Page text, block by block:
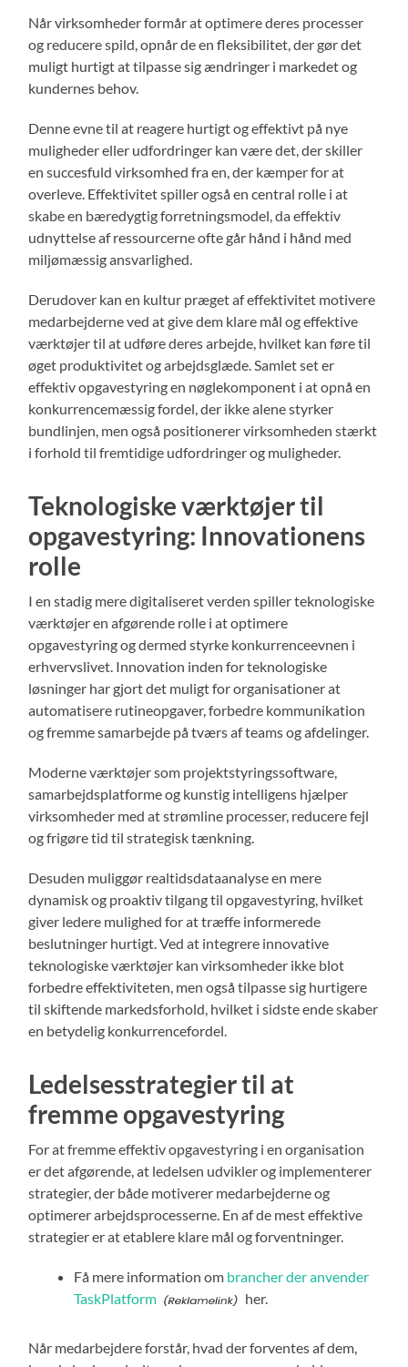
Når virksomheder formår at optimere deres processer
og reducere spild, opnår de en fleksibilitet, der gør det
muligt hurtigt at tilpasse sig ændringer i markedet og
kundernes behov.
Denne evne til at reagere hurtigt og effektivt på nye
muligheder eller udfordringer kan være det, der skiller
en succesfuld virksomhed fra en, der kæmper for at
overleve. Effektivitet spiller også en central rolle i at
skabe en bæredygtig forretningsmodel, da effektiv
udnyttelse af ressourcerne ofte går hånd i hånd med
miljømæssig ansvarlighed.
Derudover kan en kultur præget af effektivitet motivere
medarbejderne ved at give dem klare mål og effektive
værktøjer til at udføre deres arbejde, hvilket kan føre til
øget produktivitet og arbejdsglæde. Samlet set er
effektiv opgavestyring en nøglekomponent i at opnå en
konkurrencemæssig fordel, der ikke alene styrker
bundlinjen, men også positionerer virksomheden stærkt
i forhold til fremtidige udfordringer og muligheder.
Teknologiske værktøjer til
opgavestyring: Innovationens
rolle
I en stadig mere digitaliseret verden spiller teknologiske
værktøjer en afgørende rolle i at optimere
opgavestyring og dermed styrke konkurrenceevnen i
erhvervslivet. Innovation inden for teknologiske
løsninger har gjort det muligt for organisationer at
automatisere rutineopgaver, forbedre kommunikation
og fremme samarbejde på tværs af teams og afdelinger.
Moderne værktøjer som projektstyringssoftware,
samarbejdsplatforme og kunstig intelligens hjælper
virksomheder med at strømline processer, reducere fejl
og frigøre tid til strategisk tænkning.
Desuden muliggør realtidsdataanalyse en mere
dynamisk og proaktiv tilgang til opgavestyring, hvilket
giver ledere mulighed for at træffe informerede
beslutninger hurtigt. Ved at integrere innovative
teknologiske værktøjer kan virksomheder ikke blot
forbedre effektiviteten, men også tilpasse sig hurtigere
til skiftende markedsforhold, hvilket i sidste ende skaber
en betydelig konkurrencefordel.
Ledelsesstrategier til at
fremme opgavestyring
For at fremme effektiv opgavestyring i en organisation
er det afgørende, at ledelsen udvikler og implementerer
strategier, der både motiverer medarbejderne og
optimerer arbejdsprocesserne. En af de mest effektive
strategier er at etablere klare mål og forventninger.
Få mere information om brancher der anvender
TaskPlatform
her.
Når medarbejdere forstår, hvad der forventes af dem,